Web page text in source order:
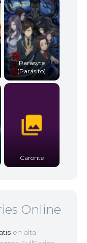
Parasyte
(Parásito)
Caronte
Online
en alta